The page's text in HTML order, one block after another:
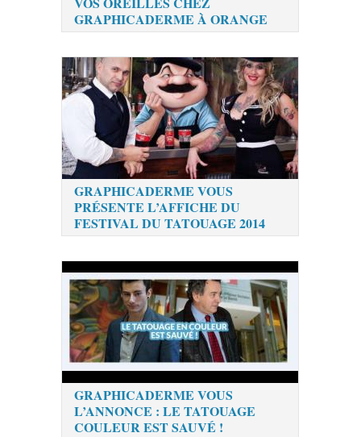
GRAPHICADERME À ORANGE
GRAPHICADERME VOUS
PRÉSENTE L’AFFICHE DU
FESTIVAL DU TATOUAGE 2014
GRAPHICADERME VOUS
L’ANNONCE : LE TATOUAGE
COULEUR EST SAUVÉ !